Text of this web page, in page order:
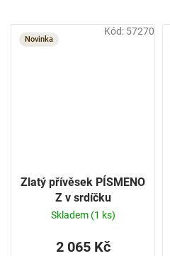
Novinka
Zlatý přívěsek PÍSMENO
Z v srdíčku
Skladem (1 ks)
2 065 Kč
Kód: 57270